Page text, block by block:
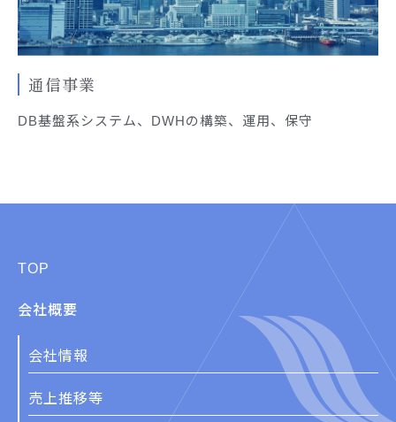
通信事業
DB基盤系システム、DWHの構築、運用、保守
TOP
会社概要
会社情報
売上推移等